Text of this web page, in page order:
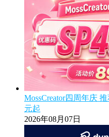
MossCreator四周年庆
元起
2026年08月07日